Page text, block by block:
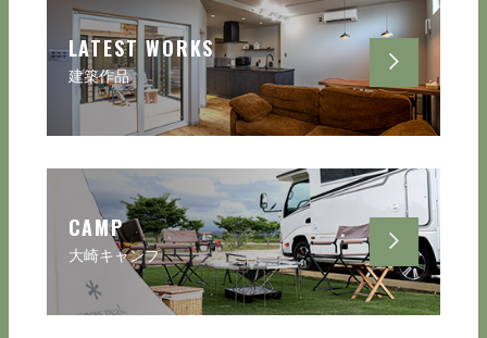
LATEST WORKS
建築作品
CAMP
大崎キャンプ